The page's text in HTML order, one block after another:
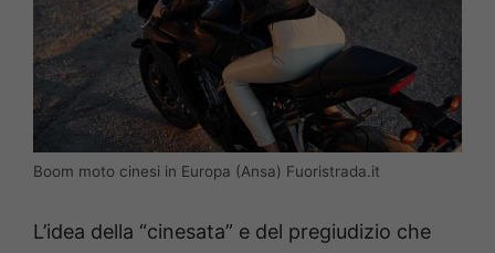
Boom moto cinesi in Europa (Ansa) Fuoristrada.it
L’idea della “cinesata” e del pregiudizio che